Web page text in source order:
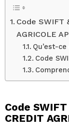
Code SWIFT
AGRICOLE
Qu’est-
Code
Code
CREDIT